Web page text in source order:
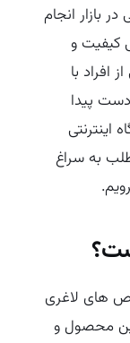
بازار انجام
کیفیت و
افراد با
پیدا
به سراغ
های لاغری
محصول و